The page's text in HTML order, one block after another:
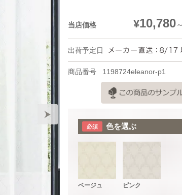
当店価格 ¥10,780
出荷予定日
商品番号 1198724eleanor-p1
色を選ぶ
ベージュ ピンク